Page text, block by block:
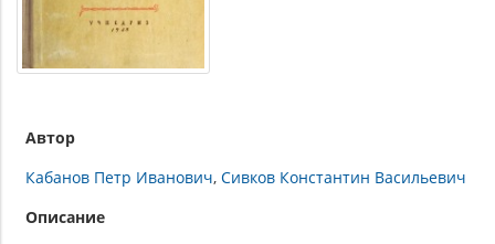
Автор
Кабанов Петр Иванович Сивков Константин Васильевич
Описание